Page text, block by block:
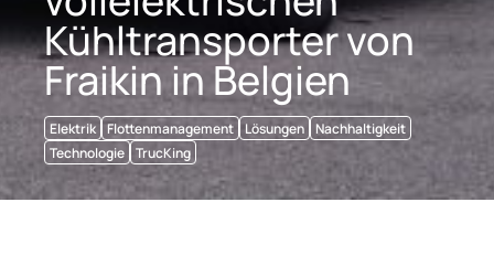
Kühltransporter von
Fraikin in Belgien
Elektrik Flottenmanagement Lösungen
Nachhaltigkeit
Technologie TrucKing